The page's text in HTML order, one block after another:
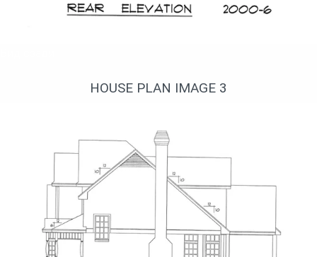
HOUSE PLAN IMAGE 3